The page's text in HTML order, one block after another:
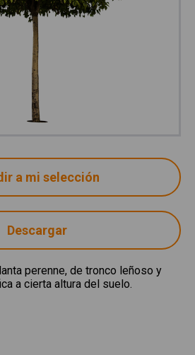
Descargar
perenne, de tronco leñoso y
a cierta altura del suelo.